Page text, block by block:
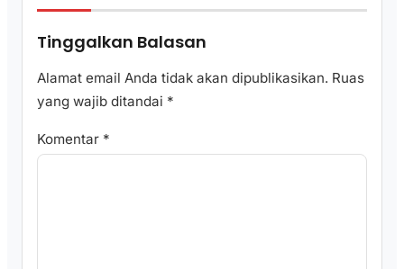
Tinggalkan Balasan
Alamat email Anda tidak akan dipublikasikan. Ruas
yang wajib ditandai *
Komentar *